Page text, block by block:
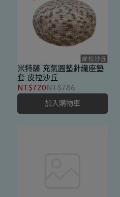
米特薩 充氣圓墊針織座墊
套 皮拉沙丘
NT$720NT$786
加入購物車